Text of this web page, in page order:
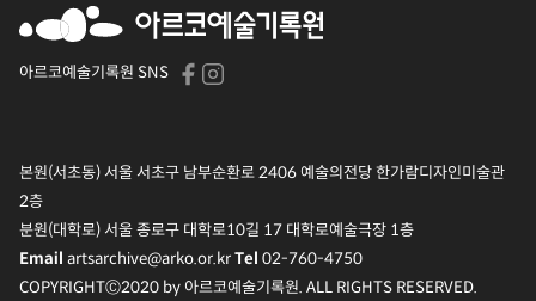
아르코예술기록원 SNS
본원(서초동) 서울 서초구 남부순환로 2406 예술의전당 한가람디자인미술관
2층
분원(대학로) 서울 종로구 대학로10길 17 대학로예술극장 1층
Email artsarchive@arko.or.krTel 02-760-4750
COPYRIGHTⒸ2020 by 아르코예술기록원. ALL RIGHTS RESERVED.